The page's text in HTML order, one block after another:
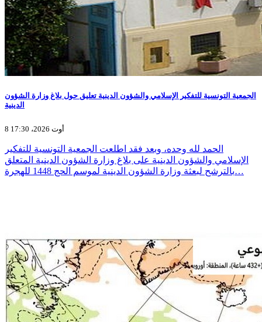
الجمعية التونسية للتفكير الإسلامي والشؤون الدينية تعليق حول بلاغ وزارة الشؤون
الدينية
8 أوت 2026، 17:30
الحمد لله وحده، وبعد فقد اطلعت الجمعية التونسية للتفكير
الإسلامي والشؤون الدينية على بلاغ وزارة الشؤون الدينية المتعلق
بالترشح لبعثة وزارة الشؤون الدينية لموسم الحج 1448 للهجرة…